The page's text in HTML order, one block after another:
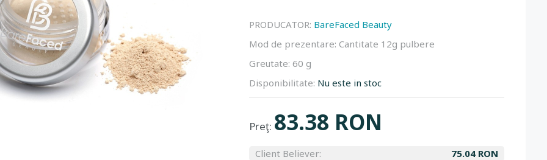
PRODUCATOR: BareFaced Beauty
Mod de prezentare: Cantitate 12g pulbere
Greutate: 60 g
Disponibilitate: Nu este in stoc
Preţ: 83.38 RON
Client Believer:
75.04 RON